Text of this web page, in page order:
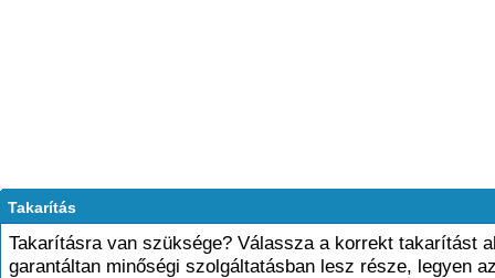
Takarítás
Takarításra van szüksége? Válassza a korrekt takarítást
garantáltan minőségi szolgáltatásban lesz része, legyen